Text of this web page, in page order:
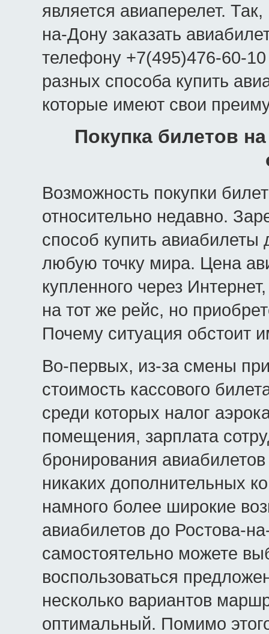
является авиаперелет.
на-Дону заказать
телефону +7(495)476-60-
разных способа купить
которые имеют свои
Покупка билетов
Возможность покупки
относительно недавно.
способ купить
любую точку мира. Цена
купленного через
на тот же рейс, но
Почему ситуация обстоит
Во-первых, из-за смены
стоимость кассового
среди которых налог
помещения, зарплата
бронирования
никаких дополнительных
намного более широкие
авиабилетов до Ростова-
самостоятельно можете
воспользоваться
несколько вариантов
оптимальный. Помимо